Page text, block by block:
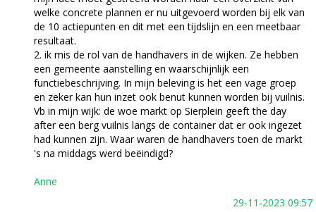
welke concrete plannen er nu uitgevoerd worden bij elk van
de 10 actiepunten en dit met een tijdslijn en een meetbaar
resultaat.
2. ik mis de rol van de handhavers in de wijken. Ze hebben
een gemeente aanstelling en waarschijnlijk een
functiebeschrijving. In mijn beleving is het een vage groep
en zeker kan hun inzet ook benut kunnen worden bij vuilnis.
Vb in mijn wijk: de woe markt op Sierplein geeft the day
after een berg vuilnis langs de container dat er ook ingezet
had kunnen zijn. Waar waren de handhavers toen de markt
's na middags werd beëindigd?
Anne
29-11-2023 09:57